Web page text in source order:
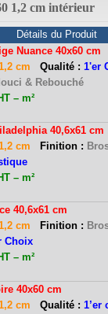
1,2 cm intérieur
Détails du Produit
Nuance 40x60 cm
cm Qualité : 1'er
& Rebouché
– m²
40,6x61 cm
cm Finition :
– m²
40,6x61 cm
cm Finition :
Choix
– m²
40x60 cm
cm Qualité : 1’er